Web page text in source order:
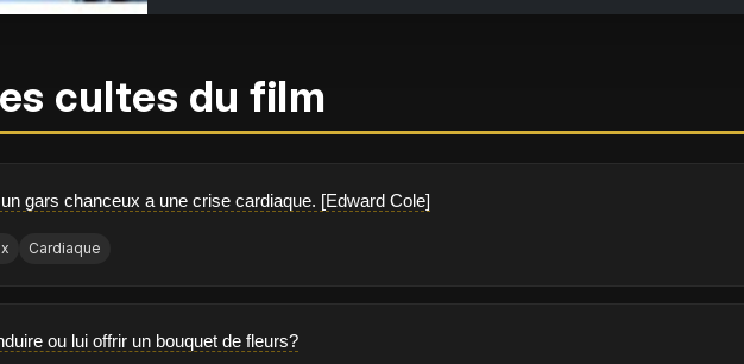
cultes du film
gars chanceux a une crise cardiaque. [Edward Cole]
Cardiaque
ou lui offrir un bouquet de fleurs?